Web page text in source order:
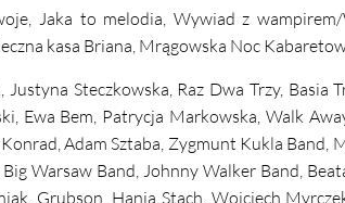
Jaka to melodia, Wywiad z wampirem/
kasa Briana, Mrągowska Noc
Steczkowska, Raz Dwa Trzy, Basia
Ewa Bem, Patrycja Markowska, Walk
Adam Sztaba, Zygmunt Kukla Band,
Warsaw Band, Johnny Walker Band,
Grubson, Hania Stach, Wojciech